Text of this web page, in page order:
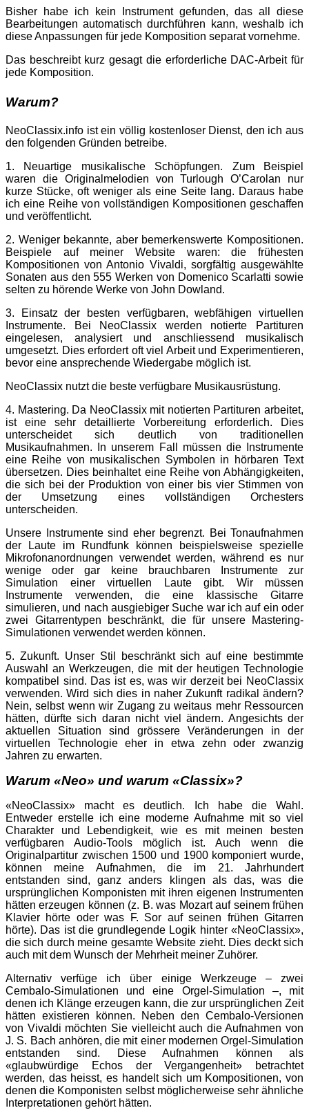
Bisher habe ich kein Instrument gefunden, das all diese
Bearbeitungen automatisch durchführen kann, weshalb ich
diese Anpassungen für jede Komposition separat vornehme.
Das beschreibt kurz gesagt die erforderliche DAC-Arbeit für
jede Komposition.
Warum?
NeoClassix.info ist ein völlig kostenloser Dienst, den ich aus
den folgenden Gründen betreibe.
1. Neuartige musikalische Schöpfungen. Zum Beispiel
waren die Originalmelodien von Turlough O’Carolan nur
kurze Stücke, oft weniger als eine Seite lang. Daraus habe
ich eine Reihe von vollständigen Kompositionen geschaffen
und veröffentlicht.
2. Weniger bekannte, aber bemerkenswerte Kompositionen.
Beispiele auf meiner Website waren: die frühesten
Kompositionen von Antonio Vivaldi, sorgfältig ausgewählte
Sonaten aus den 555 Werken von Domenico Scarlatti sowie
selten zu hörende Werke von John Dowland.
3. Einsatz der besten verfügbaren, webfähigen virtuellen
Instrumente. Bei NeoClassix werden notierte Partituren
eingelesen, analysiert und anschliessend musikalisch
umgesetzt. Dies erfordert oft viel Arbeit und Experimentieren,
bevor eine ansprechende Wiedergabe möglich ist.
NeoClassix nutzt die beste verfügbare Musikausrüstung.
4. Mastering. Da NeoClassix mit notierten Partituren arbeitet,
ist eine sehr detaillierte Vorbereitung erforderlich. Dies
unterscheidet sich deutlich von traditionellen
Musikaufnahmen. In unserem Fall müssen die Instrumente
eine Reihe von musikalischen Symbolen in hörbaren Text
übersetzen. Dies beinhaltet eine Reihe von Abhängigkeiten,
die sich bei der Produktion von einer bis vier Stimmen von
der Umsetzung eines vollständigen Orchesters
unterscheiden.
Unsere Instrumente sind eher begrenzt. Bei Tonaufnahmen
der Laute im Rundfunk können beispielsweise spezielle
Mikrofonanordnungen verwendet werden, während es nur
wenige oder gar keine brauchbaren Instrumente zur
Simulation einer virtuellen Laute gibt. Wir müssen
Instrumente verwenden, die eine klassische Gitarre
simulieren, und nach ausgiebiger Suche war ich auf ein oder
zwei Gitarrentypen beschränkt, die für unsere Mastering-
Simulationen verwendet werden können.
5. Zukunft. Unser Stil beschränkt sich auf eine bestimmte
Auswahl an Werkzeugen, die mit der heutigen Technologie
kompatibel sind. Das ist es, was wir derzeit bei NeoClassix
verwenden. Wird sich dies in naher Zukunft radikal ändern?
Nein, selbst wenn wir Zugang zu weitaus mehr Ressourcen
hätten, dürfte sich daran nicht viel ändern. Angesichts der
aktuellen Situation sind grössere Veränderungen in der
virtuellen Technologie eher in etwa zehn oder zwanzig
Jahren zu erwarten.
Warum «Neo» und warum «Classix»?
«NeoClassix» macht es deutlich. Ich habe die Wahl.
Entweder erstelle ich eine moderne Aufnahme mit so viel
Charakter und Lebendigkeit, wie es mit meinen besten
verfügbaren Audio-Tools möglich ist. Auch wenn die
Originalpartitur zwischen 1500 und 1900 komponiert wurde,
können meine Aufnahmen, die im 21. Jahrhundert
entstanden sind, ganz anders klingen als das, was die
ursprünglichen Komponisten mit ihren eigenen Instrumenten
hätten erzeugen können (z. B. was Mozart auf seinem frühen
Klavier hörte oder was F. Sor auf seinen frühen Gitarren
hörte). Das ist die grundlegende Logik hinter «NeoClassix»,
die sich durch meine gesamte Website zieht. Dies deckt sich
auch mit dem Wunsch der Mehrheit meiner Zuhörer.
Alternativ verfüge ich über einige Werkzeuge – zwei
Cembalo-Simulationen und eine Orgel-Simulation –, mit
denen ich Klänge erzeugen kann, die zur ursprünglichen Zeit
hätten existieren können. Neben den Cembalo-Versionen
von Vivaldi möchten Sie vielleicht auch die Aufnahmen von
J. S. Bach anhören, die mit einer modernen Orgel-Simulation
entstanden sind. Diese Aufnahmen können als
«glaubwürdige Echos der Vergangenheit» betrachtet
werden, das heisst, es handelt sich um Kompositionen, von
denen die Komponisten selbst möglicherweise sehr ähnliche
Interpretationen gehört hätten.